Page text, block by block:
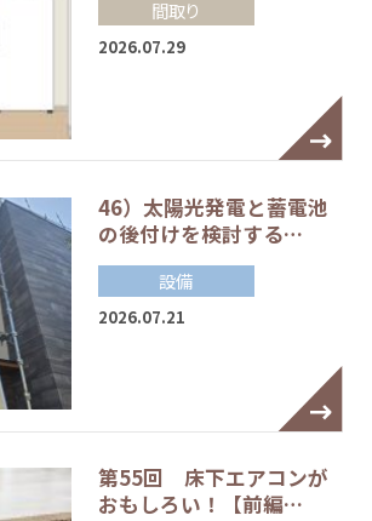
間取り
2026.07.29
46）太陽光発電と蓄電池
の後付けを検討する…
設備
2026.07.21
第55回 床下エアコンが
おもしろい！【前編…